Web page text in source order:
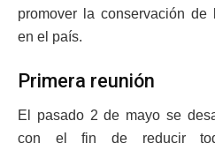
promover la conservación de
en el país.
Primera reunión
El pasado 2 de mayo se
con el fin de reducir